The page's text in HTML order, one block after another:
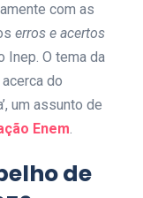
com as
erros e acertos
Inep. O tema da
do
um assunto de
Enem.
de